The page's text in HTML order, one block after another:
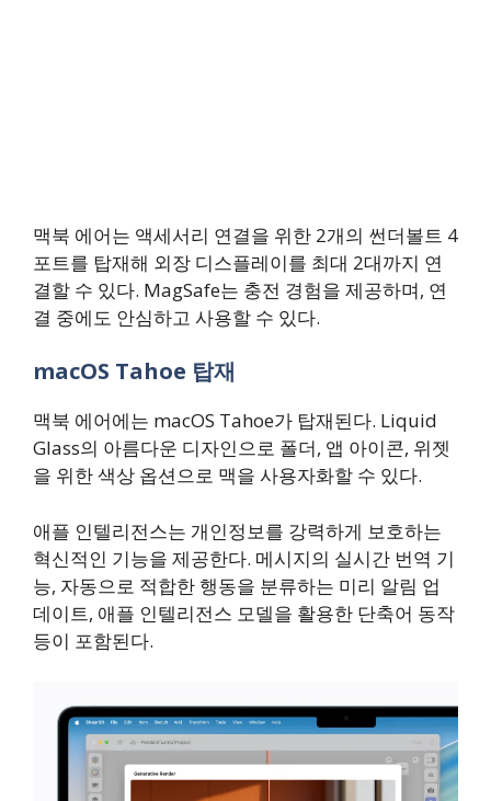
맥북 에어는 액세서리 연결을 위한 2개의 썬더볼트 4
포트를 탑재해 외장 디스플레이를 최대 2대까지 연
결할 수 있다. MagSafe는 충전 경험을 제공하며, 연
결 중에도 안심하고 사용할 수 있다.
macOS Tahoe 탑재
맥북 에어에는 macOS Tahoe가 탑재된다. Liquid
Glass의 아름다운 디자인으로 폴더, 앱 아이콘, 위젯
을 위한 색상 옵션으로 맥을 사용자화할 수 있다.
애플 인텔리전스는 개인정보를 강력하게 보호하는
혁신적인 기능을 제공한다. 메시지의 실시간 번역 기
능, 자동으로 적합한 행동을 분류하는 미리 알림 업
데이트, 애플 인텔리전스 모델을 활용한 단축어 동작
등이 포함된다.